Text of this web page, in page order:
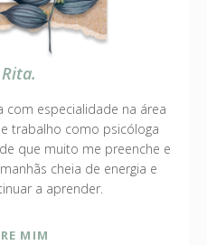
com especialidade na área
trabalho como psicóloga
que muito me preenche e
cheia de energia e
a aprender.
MIM